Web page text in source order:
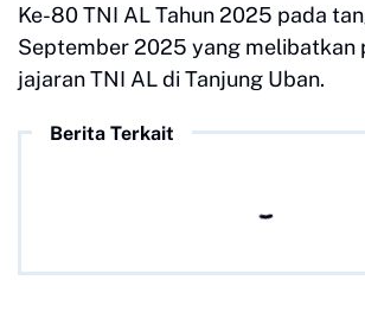
Ke-80 TNI AL Tahun 2025 pada
September 2025 yang melibatkan
jajaran TNI AL di Tanjung Uban.
Berita Terkait